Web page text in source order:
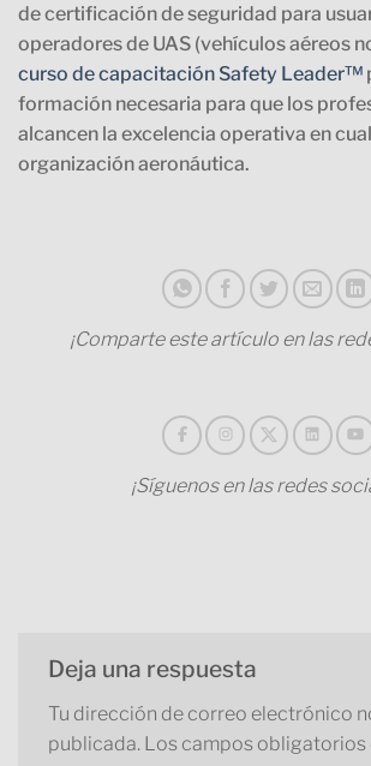
de certificación de seguridad para
operadores de UAS (vehículos aéreos
curso de capacitación Safety Leader™
formación necesaria para que los
alcancen la excelencia operativa en
organización aeronáutica.
¡Comparte este artículo en las
¡Síguenos en las redes
Deja una respuesta
Tu dirección de correo electrónico
publicada. Los campos obligatorios